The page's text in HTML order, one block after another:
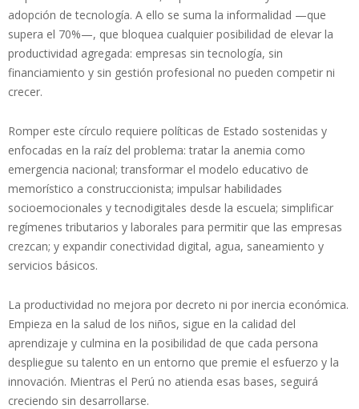
adopción de tecnología. A ello se suma la informalidad —que
supera el 70%—, que bloquea cualquier posibilidad de elevar la
productividad agregada: empresas sin tecnología, sin
financiamiento y sin gestión profesional no pueden competir ni
crecer.
Romper este círculo requiere políticas de Estado sostenidas y
enfocadas en la raíz del problema: tratar la anemia como
emergencia nacional; transformar el modelo educativo de
memorístico a construccionista; impulsar habilidades
socioemocionales y tecnodigitales desde la escuela; simplificar
regímenes tributarios y laborales para permitir que las empresas
crezcan; y expandir conectividad digital, agua, saneamiento y
servicios básicos.
La productividad no mejora por decreto ni por inercia económica.
Empieza en la salud de los niños, sigue en la calidad del
aprendizaje y culmina en la posibilidad de que cada persona
despliegue su talento en un entorno que premie el esfuerzo y la
innovación. Mientras el Perú no atienda esas bases, seguirá
creciendo sin desarrollarse.